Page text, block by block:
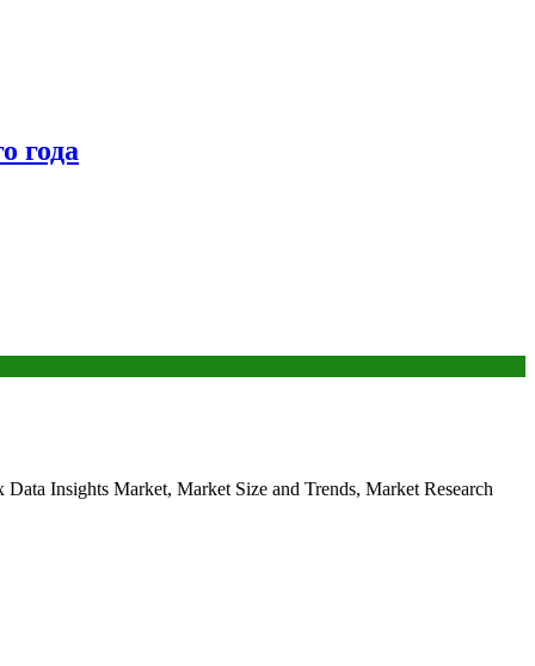
года
Insights Market, Market Size and Trends, Market Research